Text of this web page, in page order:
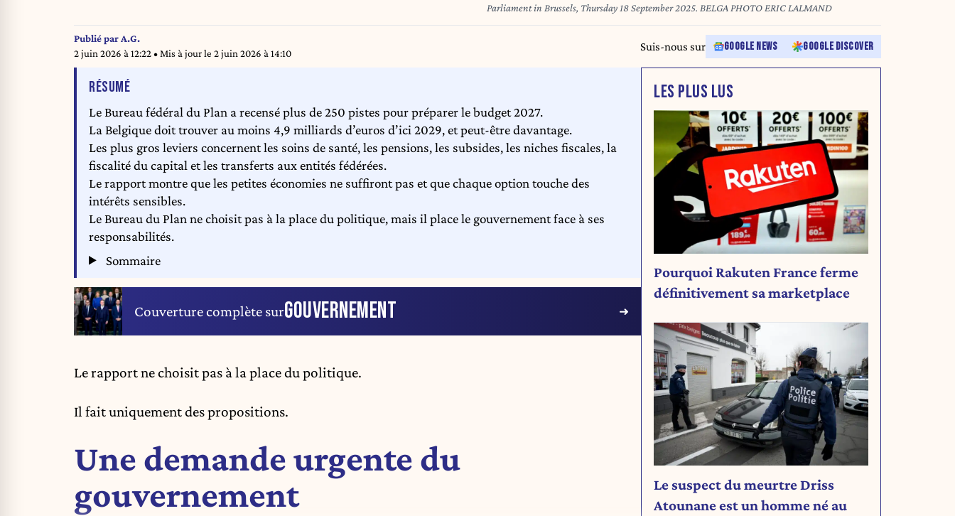
Parliament in Brussels, Thursday 18 September 2025. BELGA PHOTO ERIC LALMAND
Publié parA.G.
2 juin 2026 à 12:22• Mis à jour le 2 juin 2026 à 14:10
Suis-nous sur GOOGLE NEWS GOOGLE DISCOVER
RÉSUMÉDE L'ARTICLE
Le Bureau fédéral du Plan a recensé plus de 250 pistes pour préparer le budget 2027.
La Belgique doit trouver au moins 4,9 milliards d’euros d’ici 2029, et peut-être davantage.
Les plus gros leviers concernent les soins de santé, les pensions, les subsides, les niches fiscales, la
fiscalité du capital et les transferts aux entités fédérées.
Le rapport montre que les petites économies ne suffiront pas et que chaque option touche des
intérêts sensibles.
Le Bureau du Plan ne choisit pas à la place du politique, mais il place le gouvernement face à ses
responsabilités.
Sommaire
Couverture complète surGOUVERNEMENT
Le rapport ne choisit pas à la place du politique.
Il fait uniquement des propositions.
Une demande urgente du
gouvernement
LES PLUS LUS
Pourquoi Rakuten France ferme
définitivement sa marketplace
Le suspect du meurtre Driss
Atounane est un homme né au